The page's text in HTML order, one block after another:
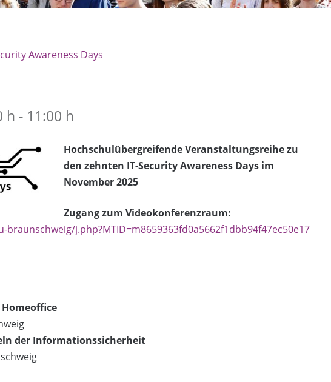
Awareness Days
- 11:00 h
Hochschulübergreifende Veranstaltungsreihe zu
den zehnten IT-Security Awareness Days im
November 2025
Zugang zum Videokonferenzraum:
j.php?MTID=m8659363fd0a5662f1dbb94f47ec50e17
der Informationssicherheit